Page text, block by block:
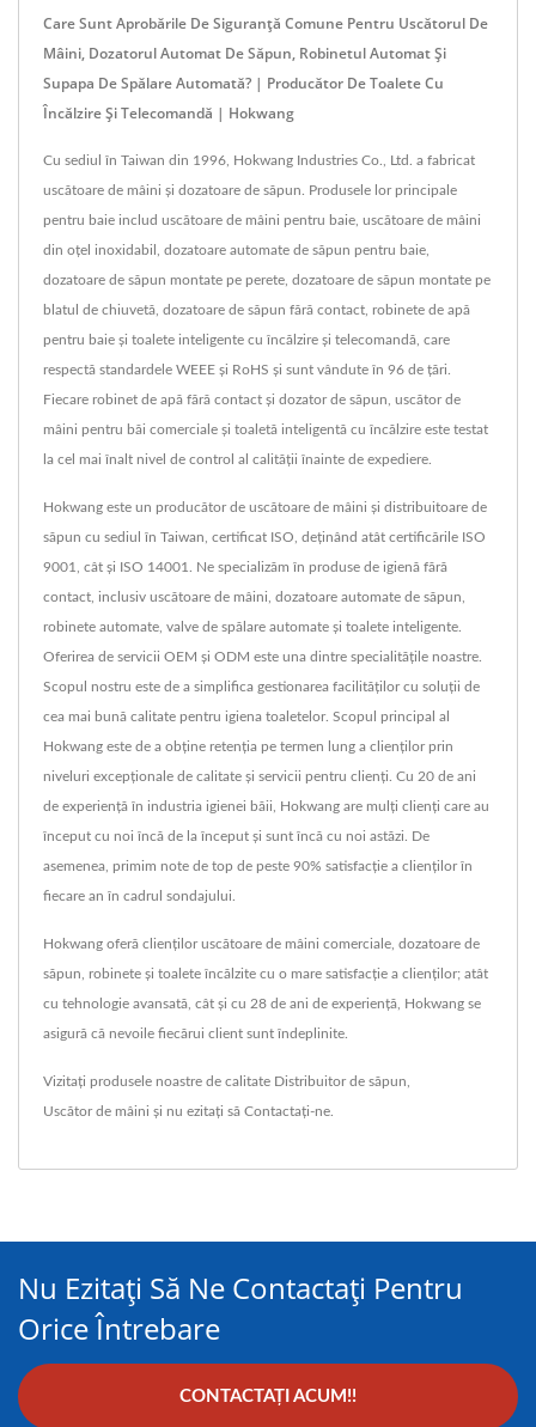
Care Sunt Aprobările De Siguranță Comune Pentru Uscătorul De
Mâini, Dozatorul Automat De Săpun, Robinetul Automat Și
Supapa De Spălare Automată? | Producător De Toalete Cu
Încălzire Și Telecomandă | Hokwang
Cu sediul în Taiwan din 1996, Hokwang Industries Co., Ltd. a fabricat
uscătoare de mâini și dozatoare de săpun. Produsele lor principale
pentru baie includ uscătoare de mâini pentru baie, uscătoare de mâini
din oțel inoxidabil, dozatoare automate de săpun pentru baie,
dozatoare de săpun montate pe perete, dozatoare de săpun montate pe
blatul de chiuvetă, dozatoare de săpun fără contact, robinete de apă
pentru baie și toalete inteligente cu încălzire și telecomandă, care
respectă standardele WEEE și RoHS și sunt vândute în 96 de țări.
Fiecare robinet de apă fără contact și dozator de săpun, uscător de
mâini pentru băi comerciale și toaletă inteligentă cu încălzire este testat
la cel mai înalt nivel de control al calității înainte de expediere.
Hokwang este un producător de uscătoare de mâini și distribuitoare de
săpun cu sediul în Taiwan, certificat ISO, deținând atât certificările ISO
9001, cât și ISO 14001. Ne specializăm în produse de igienă fără
contact, inclusiv uscătoare de mâini, dozatoare automate de săpun,
robinete automate, valve de spălare automate și toalete inteligente.
Oferirea de servicii OEM și ODM este una dintre specialitățile noastre.
Scopul nostru este de a simplifica gestionarea facilităților cu soluții de
cea mai bună calitate pentru igiena toaletelor. Scopul principal al
Hokwang este de a obține retenția pe termen lung a clienților prin
niveluri excepționale de calitate și servicii pentru clienți. Cu 20 de ani
de experiență în industria igienei băii, Hokwang are mulți clienți care au
început cu noi încă de la început și sunt încă cu noi astăzi. De
asemenea, primim note de top de peste 90% satisfacție a clienților în
fiecare an în cadrul sondajului.
Hokwang oferă clienților uscătoare de mâini comerciale, dozatoare de
săpun, robinete și toalete încălzite cu o mare satisfacție a clienților; atât
cu tehnologie avansată, cât și cu 28 de ani de experiență, Hokwang se
asigură că nevoile fiecărui client sunt îndeplinite.
Vizitați produsele noastre de calitate Distribuitor de săpun
Uscător de mâini și nu ezitați să Contactați-ne
Nu Ezitați Să Ne Contactați Pentru
Orice Întrebare
CONTACTAȚI ACUM!!